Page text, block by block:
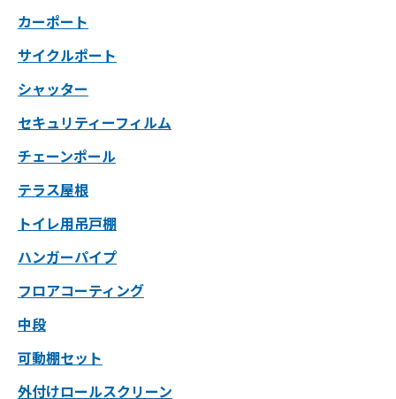
カーポート
サイクルポート
シャッター
セキュリティーフィルム
チェーンポール
テラス屋根
トイレ用吊戸棚
ハンガーパイプ
フロアコーティング
中段
可動棚セット
外付けロールスクリーン